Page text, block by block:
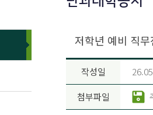
저학년 예비 직
작성일
첨부파일